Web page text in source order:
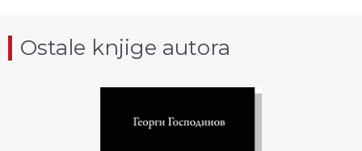
Ostale knjige autora